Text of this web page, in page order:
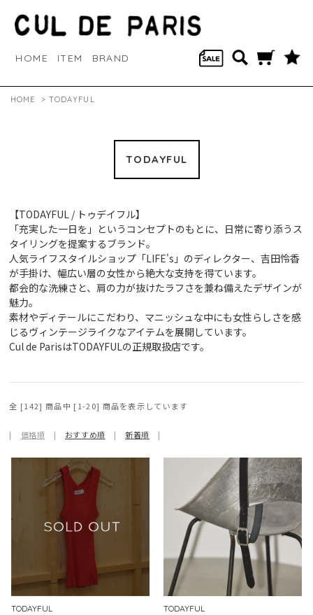
HOME ITEM BRAND
HOME > TODAYFUL
TODAYFUL
【TODAYFUL / トゥデイフル】
「充実した一日を」というコンセプトのもとに、日常に寄り添うス
タイリングを提案するブランド。
人気ライフスタイルショップ「LIFE's」のディレクター、吉田怜香
が手掛け、幅広い層の女性から絶大な支持を得ています。
都会的な洗練さと、肩の力が抜けたラフさを兼ね備えたデザインが
魅力。
素材やディテールにこだわり、マニッシュな中にも女性らしさを感
じるヴィンテージライクなアイテムを展開しています。
Cul de ParisはTODAYFULの正規取扱店です。
全 [142] 商品中 [1-20] 商品を表示しています
| 価格順 | おすすめ順 | 新着順 |
TODAYFUL
TODAYFUL